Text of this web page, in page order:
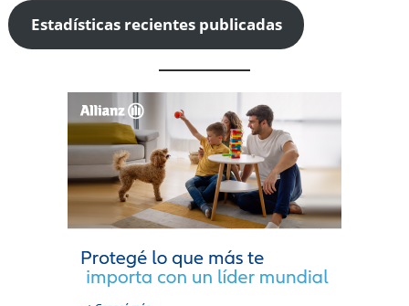
Estadísticas recientes publicadas